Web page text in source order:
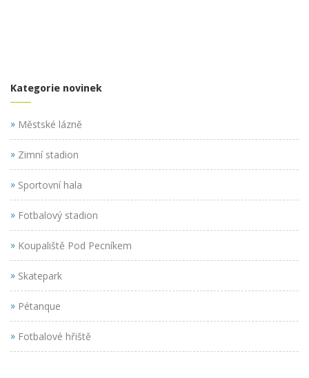
Kategorie novinek
» Městské lázně
» Zimní stadion
» Sportovní hala
» Fotbalový stadion
» Koupaliště Pod Pecníkem
» Skatepark
» Pétanque
» Fotbalové hřiště